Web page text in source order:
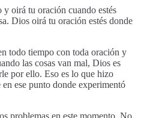
oirá tu oración cuando estés
Dios oirá tu oración estés donde
todo tiempo con toda oración y
las cosas van mal, Dios es
por ello. Eso es lo que hizo
ese punto donde experimentó